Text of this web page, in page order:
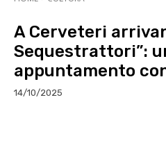
A Cerveteri
Sequestrattori”:
appuntamento
14/10/2025